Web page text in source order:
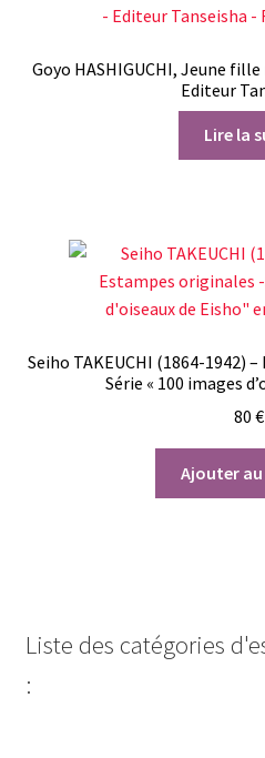
Goyo HASHIGUCHI, Jeune
Editeur
Lire la
Seiho TAKEUCHI (1864-1942)
Série « 100 images
80 €
Ajouter
Liste des catégories
: